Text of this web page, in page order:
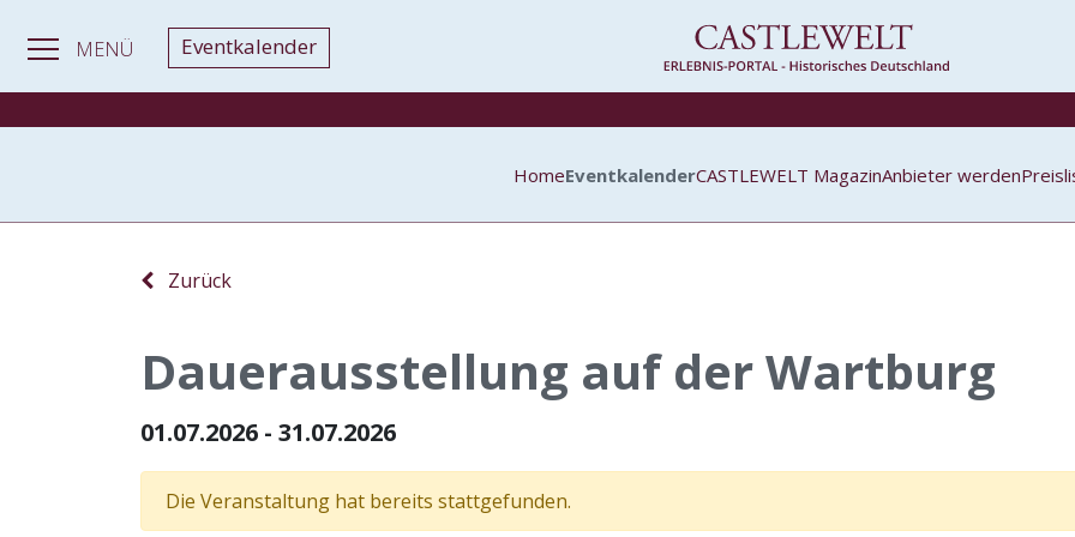
MENÜ Eventkalender
HomeEventkalenderCASTLEWELT MagazinAnbieter werden
Zurück
Dauerausstellung auf der Wartburg
01.07.2026 - 31.07.2026
Die Veranstaltung hat bereits stattgefunden.